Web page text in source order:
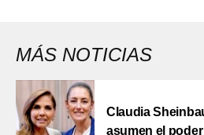
MÁS NOTICIAS
Claudia
asumen el